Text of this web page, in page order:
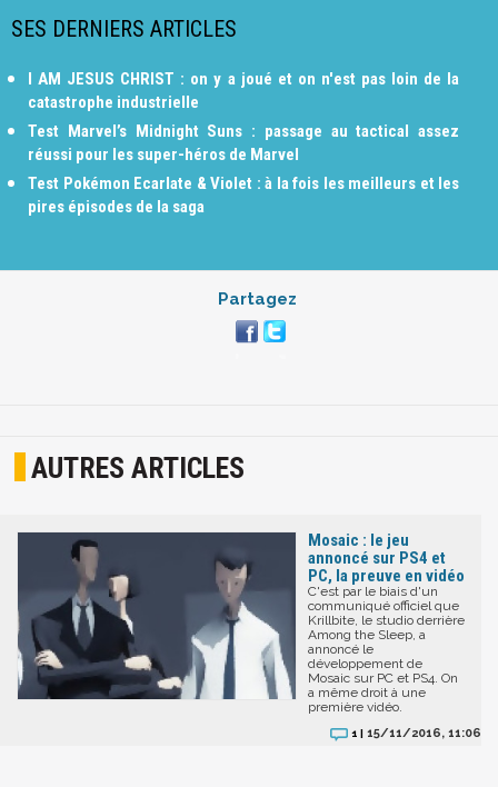
SES DERNIERS ARTICLES
I AM JESUS CHRIST : on y a joué et on n'est pas loin de la
catastrophe industrielle
Test Marvel’s Midnight Suns : passage au tactical assez
réussi pour les super-héros de Marvel
Test Pokémon Ecarlate & Violet : à la fois les meilleurs et les
pires épisodes de la saga
Partagez
AUTRES ARTICLES
Mosaic : le jeu
annoncé sur PS4 et
PC, la preuve en vidéo
C'est par le biais d'un
communiqué officiel que
Krillbite, le studio derrière
Among the Sleep, a
annoncé le
développement de
Mosaic sur PC et PS4. On
a même droit à une
première vidéo.
1 | 15/11/2016, 11:06